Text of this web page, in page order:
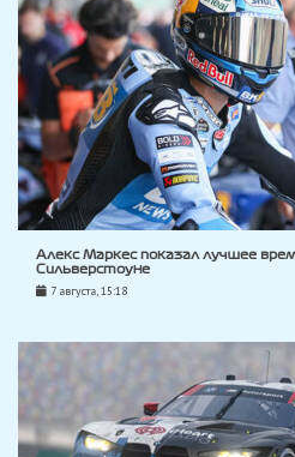
Алекс Маркес показал лучшее
Сильверстоуне
7 августа, 15:18